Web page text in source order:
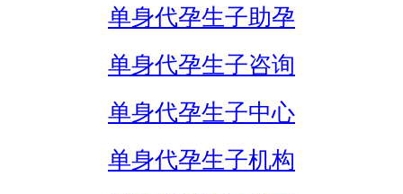
单身代孕生子助孕
单身代孕生子咨询
单身代孕生子中心
单身代孕生子机构